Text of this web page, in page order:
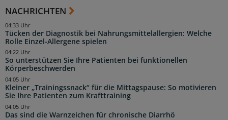
NACHRICHTEN
Tücken der Diagnostik bei Nahrungsmittelallergien: Welche
Rolle Einzel-Allergene spielen
04:33 Uhr
So unterstützen Sie Ihre Patienten bei funktionellen
Körperbeschwerden
04:22 Uhr
Kleiner „Trainingssnack“ für die Mittagspause: So motivieren
Sie Ihre Patienten zum Krafttraining
04:05 Uhr
Das sind die Warnzeichen für chronische Diarrhö
04:05 Uhr